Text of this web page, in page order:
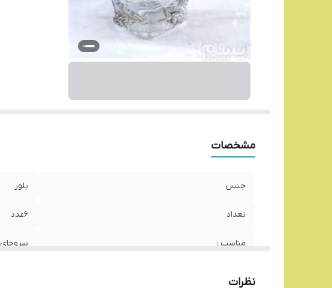
مشخصات
جنس بلور
تعداد 6عدد
مناسب : سروچای
نظرات